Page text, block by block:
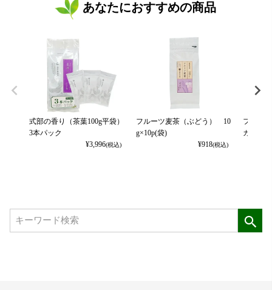
あなたにおすすめの商品
式部の香り（茶葉100g平袋）
3本パック
¥3,996(税込)
フルーツ麦茶（ぶどう） 10
g×10p(袋)
¥918(税込)
フルー
カット